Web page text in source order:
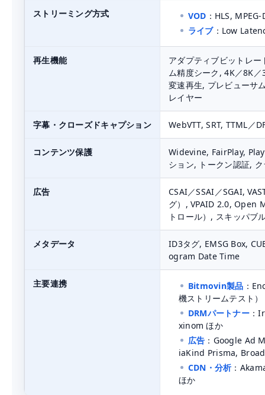
ストリーミング方式 VOD ：HLS,
ライブ：Low
再生機能
アダプティブビットレ
ム精度シーク, 4K／8K
変速再生, プレビューサ
レイヤー
字幕・クローズドキャプション WebVTT, SRT, TTML／
コンテンツ保護
Widevine, FairPlay,
ション, トークン認証,
広告
CSAI／SSAI／SGAI,
グ）, VPAID 2.0, Open
トロール）, スキッパブ
メタデータ
ID3タグ, EMSG Box,
ogram Date Time
主要連携 Bitmovin製品 ：
機ストリームテスト）
DRMパートナー ：
xinom ほか
広告 ：Google Ad
iaKind Prisma,
CDN・分析：
ほか